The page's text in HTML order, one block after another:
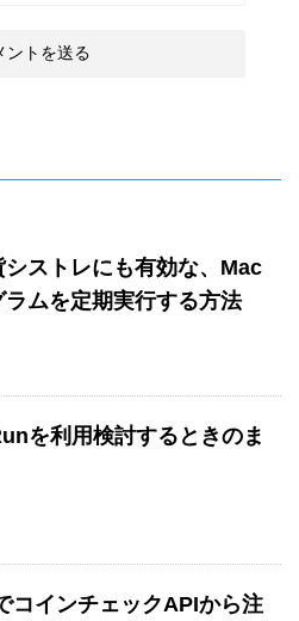
シストレにも有効な、Mac
ラムを定期実行する方法
を利用検討するときのま
コインチェックAPIから注